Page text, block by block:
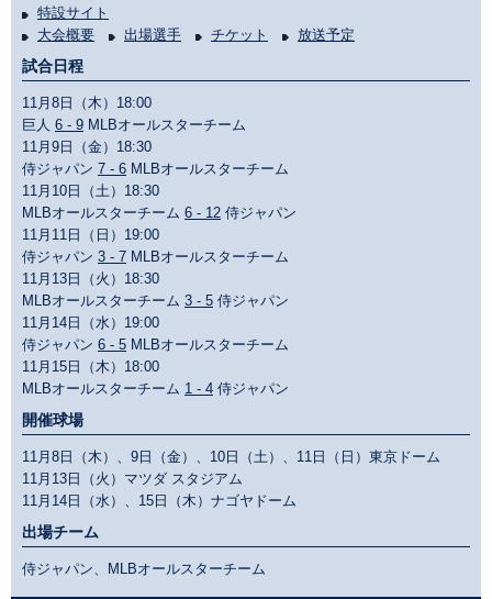
特設サイト
大会概要
出場選手 チケット 放送予定
試合日程
11月8日（木）18:00
巨人 6 - 9 MLBオールスターチーム
11月9日（金）18:30
侍ジャパン 7 - 6 MLBオールスターチーム
11月10日（土）18:30
MLBオールスターチーム 6 - 12 侍ジャパン
11月11日（日）19:00
侍ジャパン 3 - 7 MLBオールスターチーム
11月13日（火）18:30
MLBオールスターチーム 3 - 5 侍ジャパン
11月14日（水）19:00
侍ジャパン 6 - 5 MLBオールスターチーム
11月15日（木）18:00
MLBオールスターチーム 1 - 4 侍ジャパン
開催球場
11月8日（木）、9日（金）、10日（土）、11日（日）東京ドーム
11月13日（火）マツダ スタジアム
11月14日（水）、15日（木）ナゴヤドーム
出場チーム
侍ジャパン、MLBオールスターチーム